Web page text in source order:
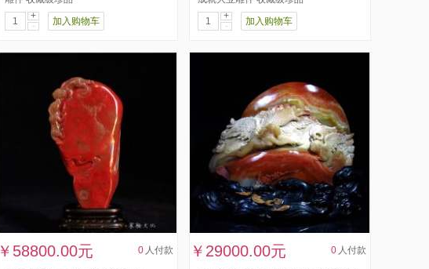
+
-
加入购物车
+
-
加入购物车
￥58800.00元 0 人付款 ￥29000.00元 0 人付款